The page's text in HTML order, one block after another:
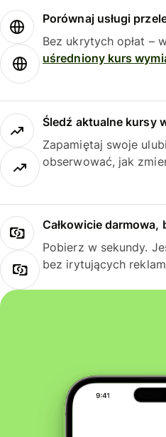
Porównaj usługi
Bez ukrytych opłat –
uśredniony kurs
Śledź aktualne kursy
Zapamiętaj swoje
obserwować, jak
Całkowicie darmowa,
Pobierz w sekundy.
bez irytujących